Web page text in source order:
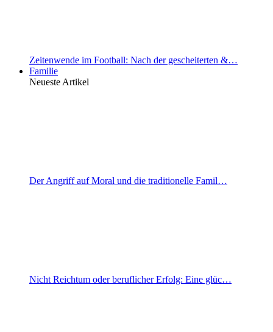
Zeitenwende im Football: Nach der gescheiterten &…
Familie
Neueste Artikel
Der Angriff auf Moral und die traditionelle Famil…
Nicht Reichtum oder beruflicher Erfolg: Eine glüc…